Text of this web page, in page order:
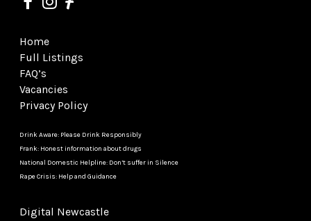
Home
Full Listings
FAQ’s
Vacancies
Privacy Policy
Drink Aware: Please Drink Responsibly
Frank: Honest information about drugs
National Domestic Helpline: Don’t suffer in Silence
Rape Crisis: Help and Guidance
Digital Newcastle